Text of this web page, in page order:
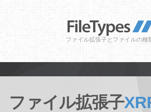
ファイル拡張子とファイルの種
ファイル拡張子